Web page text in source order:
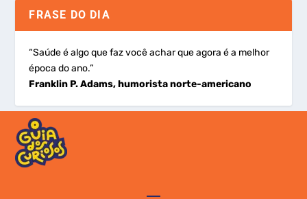
FRASE DO DIA
“Saúde é algo que faz você achar que agora é a melhor
época do ano.”
Franklin P. Adams, humorista norte-americano